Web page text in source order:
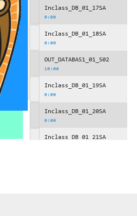
Inclass_DB_01_17SA
0:00
Inclass_DB_01_18SA
0:00
OUT_DATABAS1_01_S02
10:00
Inclass_DB_01_19SA
0:00
Inclass_DB_01_20SA
0:00
Inclass_DB_01_21SA